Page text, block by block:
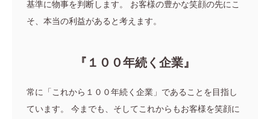
基準に物事を判断します。
お客様の豊かな笑顔の先にこ
そ、本当の利益があると考えます。
『１００年続く企業』
常に「これから１００年続く企業」であることを目指し
ています。
今までも、そしてこれからもお客様を笑顔に